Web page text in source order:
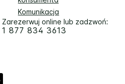
Komunikacja
Zarezerwuj online lub zadzwoń:
1 877 834 3613